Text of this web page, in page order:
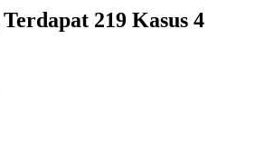
219 Kasus 4